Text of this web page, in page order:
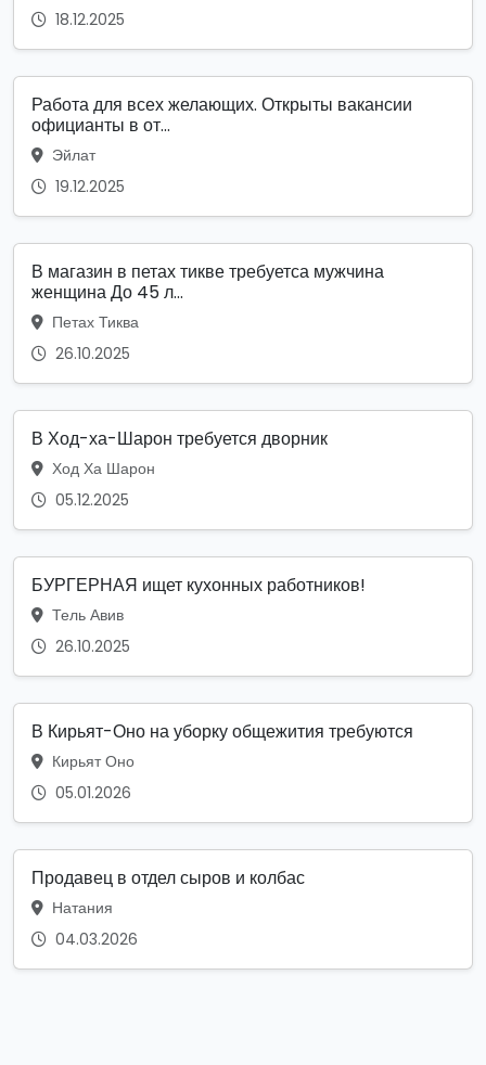
18.12.2025
Работа для всех желающих. Открыты вакансии
официанты в от...
Эйлат
19.12.2025
В магазин в петах тикве требуетса мужчина
женщина До 45 л...
Петах Тиква
26.10.2025
В Ход-ха-Шарон требуется дворник
Ход Ха Шарон
05.12.2025
БУРГЕРНАЯ ищет кухонных работников!
Тель Авив
26.10.2025
В Кирьят-Оно на уборку общежития требуются
Кирьят Оно
05.01.2026
Продавец в отдел сыров и колбас
Натания
04.03.2026